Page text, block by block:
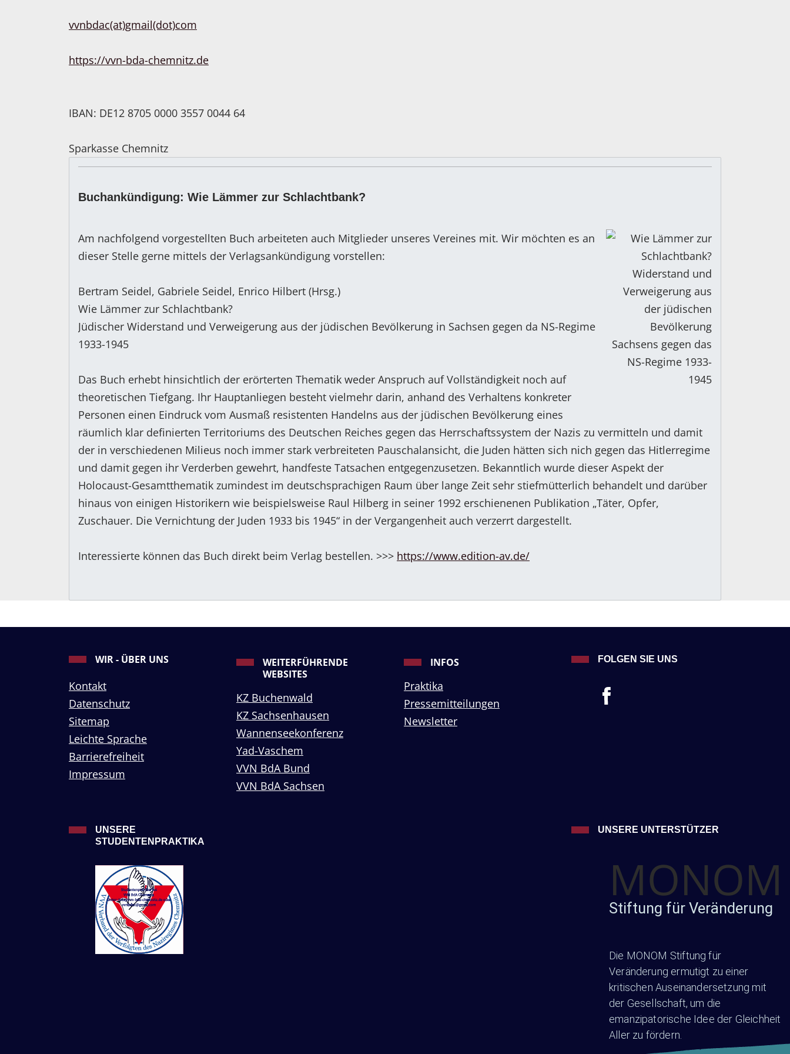
vvnbdac(at)gmail(dot)com
https://vvn-bda-chemnitz.de
IBAN: DE12 8705 0000 3557 0044 64
Sparkasse Chemnitz
Buchankündigung: Wie Lämmer zur Schlachtbank?
Am nachfolgend vorgestellten Buch arbeiteten auch Mitglieder unseres Vereines mit. Wir möchten es an
dieser Stelle gerne mittels der Verlagsankündigung vorstellen:
Bertram Seidel, Gabriele Seidel, Enrico Hilbert (Hrsg.)
Wie Lämmer zur Schlachtbank?
Jüdischer Widerstand und Verweigerung aus der jüdischen Bevölkerung in Sachsen gegen da NS-Regime
1933-1945
Das Buch erhebt hinsichtlich der erörterten Thematik weder Anspruch auf Vollständigkeit noch auf
theoretischen Tiefgang. Ihr Hauptanliegen besteht vielmehr darin, anhand des Verhaltens konkreter
Personen einen Eindruck vom Ausmaß resistenten Handelns aus der jüdischen Bevölkerung eines
räumlich klar definierten Territoriums des Deutschen Reiches gegen das Herrschaftssystem der Nazis zu vermitteln und damit
der in verschiedenen Milieus noch immer stark verbreiteten Pauschalansicht, die Juden hätten sich nich gegen das Hitlerregime
und damit gegen ihr Verderben gewehrt, handfeste Tatsachen entgegenzusetzen. Bekanntlich wurde dieser Aspekt der
Holocaust-Gesamtthematik zumindest im deutschsprachigen Raum über lange Zeit sehr stiefmütterlich behandelt und darüber
hinaus von einigen Historikern wie beispielsweise Raul Hilberg in seiner 1992 erschienenen Publikation „Täter, Opfer,
Zuschauer. Die Vernichtung der Juden 1933 bis 1945“ in der Vergangenheit auch verzerrt dargestellt.
Interessierte können das Buch direkt beim Verlag bestellen. >>> https://www.edition-av.de/
WIR - ÜBER UNS
Kontakt
Datenschutz
Sitemap
Leichte Sprache
Barrierefreiheit
Impressum
WEITERFÜHRENDE
WEBSITES
KZ Buchenwald
KZ Sachsenhausen
Wannenseekonferenz
Yad-Vaschem
VVN BdA Bund
VVN BdA Sachsen
INFOS
Praktika
Pressemitteilungen
Newsletter
FOLGEN SIE UNS
UNSERE
STUDENTENPRAKTIKA
UNSERE UNTERSTÜTZER
MONOM
Stiftung für Veränderung
Die MONOM Stiftung für
Veränderung ermutigt zu einer
kritischen Auseinandersetzung mit
der Gesellschaft, um die
emanzipatorische Idee der Gleichheit
Aller zu fördern.